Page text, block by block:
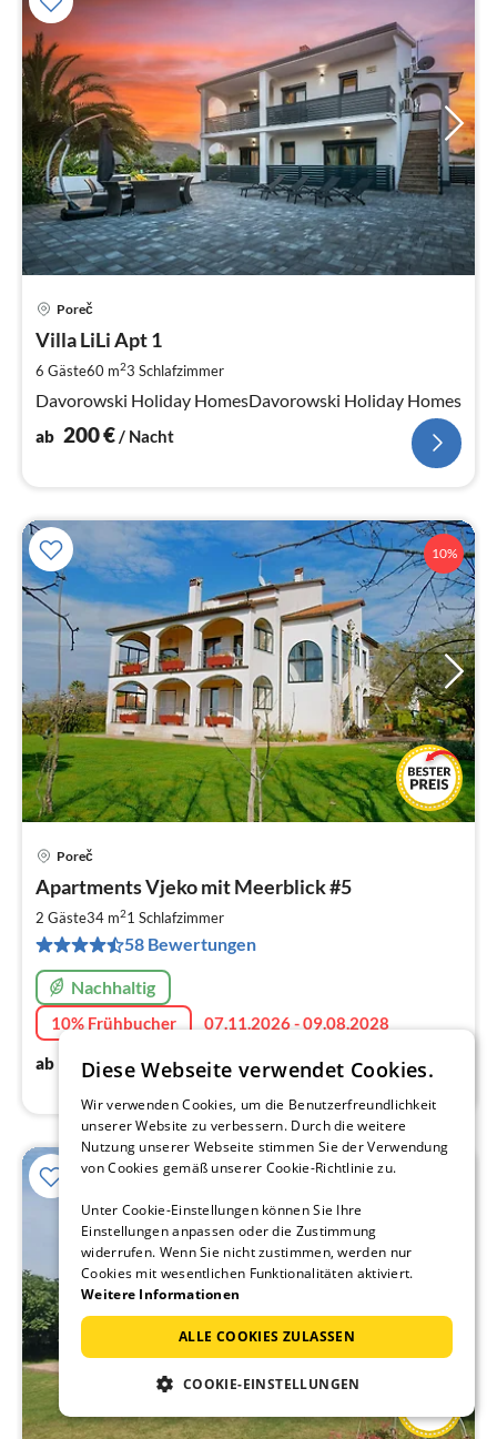
Poreč
Villa LiLi Apt 1
6 Gäste60 m23 Schlafzimmer
Davorowski Holiday HomesDavorowski Holiday Homes
ab 200€ / Nacht
10%
Poreč
Apartments Vjeko mit Meerblick #5
2 Gäste34 m21 Schlafzimmer
58 Bewertungen
Nachhaltig
10% Frühbucher
07.11.2026 - 09.08.2028
ab
48€ / Nacht
Diese Webseite verwendet Cookies.
Wir verwenden Cookies, um die Benutzerfreundlichkeit
unserer Website zu verbessern. Durch die weitere
Nutzung unserer Webseite stimmen Sie der Verwendung
von Cookies gemäß unserer Cookie-Richtlinie zu.
Unter Cookie-Einstellungen können Sie Ihre
Einstellungen anpassen oder die Zustimmung
widerrufen. Wenn Sie nicht zustimmen, werden nur
Cookies mit wesentlichen Funktionalitäten aktiviert.
Weitere Informationen
ALLE COOKIES ZULASSEN
COOKIE-EINSTELLUNGEN